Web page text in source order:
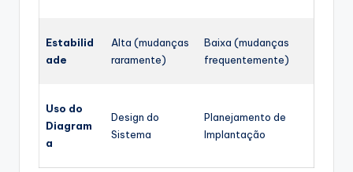
Estabilid
ade
Alta (mudanças
raramente)
Baixa (mudanças
frequentemente)
Uso do
Diagram
a
Design do
Sistema
Planejamento de
Implantação